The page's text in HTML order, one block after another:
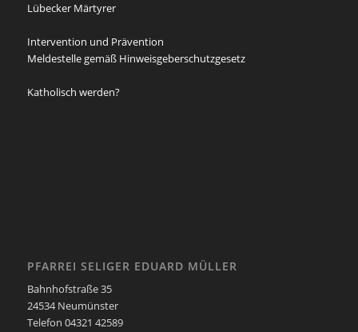
Lübecker Märtyrer
Intervention und Prävention
Meldestelle gemäß Hinweisgeberschutzgesetz
Katholisch werden?
PFARREI SELIGER EDUARD MÜLLER
Bahnhofstraße 35
24534 Neumünster
Telefon 04321 42589